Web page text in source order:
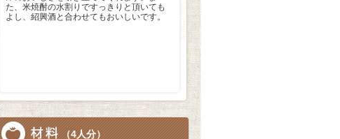
た、米焼酎の水割りですっきりと頂いても
よし、紹興酒と合わせてもおいしいです。
（4人分）